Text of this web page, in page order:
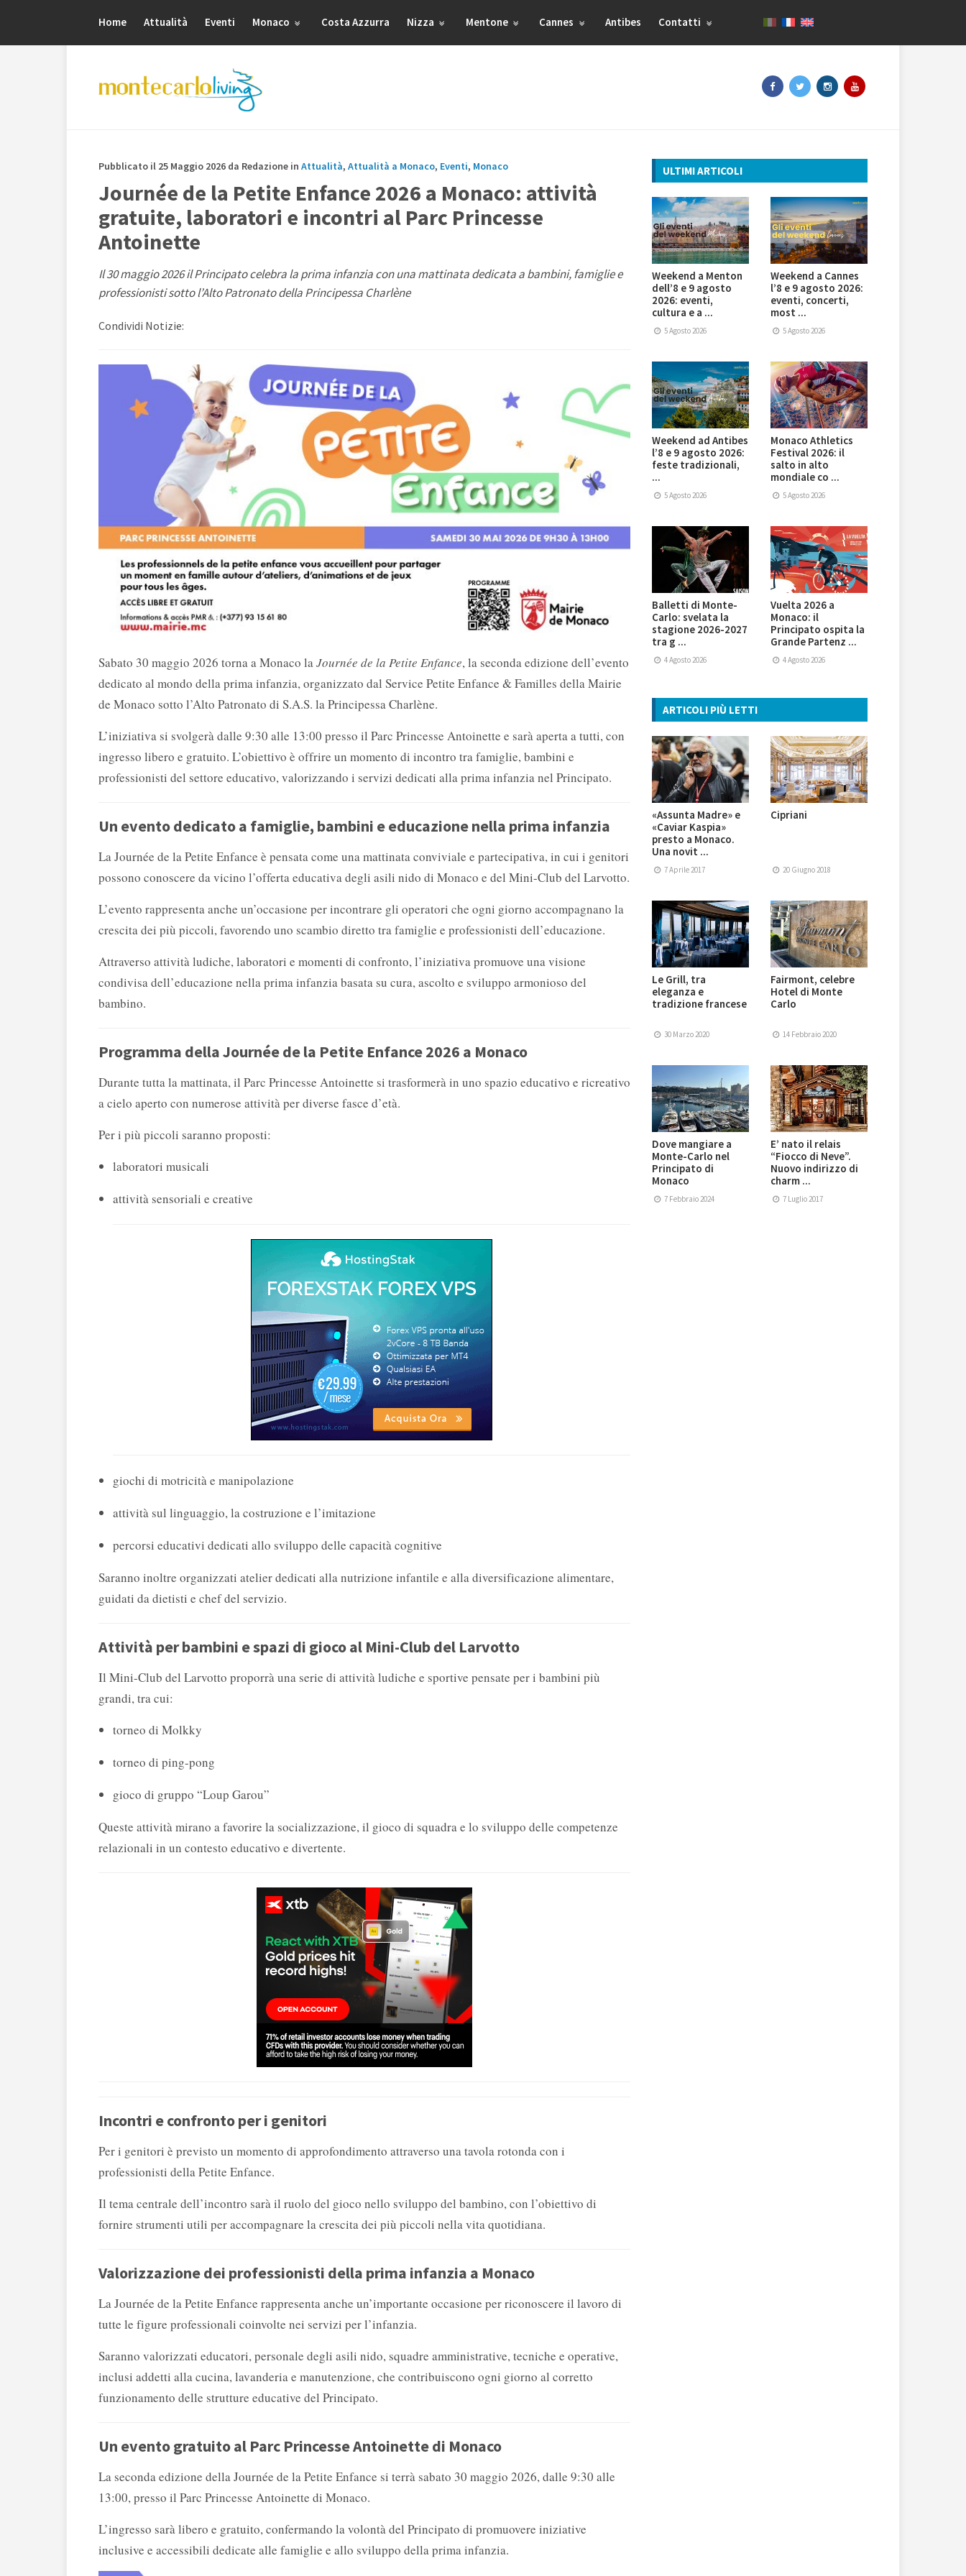
Home Attualità Eventi Monaco Costa Azzurra Nizza Mentone Cannes Antibes Contatti
Pubblicato il 25 Maggio 2026 da Redazione in Attualità, Attualità a Monaco, Eventi, Monaco
Journée de la Petite Enfance 2026 a Monaco: attività
gratuite, laboratori e incontri al Parc Princesse
Antoinette
Il 30 maggio 2026 il Principato celebra la prima infanzia con una mattinata dedicata a bambini, famiglie e
professionisti sotto l’Alto Patronato della Principessa Charlène
Condividi Notizie:
Sabato 30 maggio 2026 torna a Monaco laJournée de la Petite Enfance, la seconda edizione dell’evento
dedicato al mondo della prima infanzia, organizzato dal Service Petite Enfance & Familles della Mairie
de Monaco sotto l’Alto Patronato di S.A.S. la Principessa Charlène.
L’iniziativa si svolgerà dalle 9:30 alle 13:00 presso il Parc Princesse Antoinette e sarà aperta a tutti, con
ingresso libero e gratuito. L’obiettivo è offrire un momento di incontro tra famiglie, bambini e
professionisti del settore educativo, valorizzando i servizi dedicati alla prima infanzia nel Principato.
Un evento dedicato a famiglie, bambini e educazione nella prima infanzia
La Journée de la Petite Enfance è pensata come una mattinata conviviale e partecipativa, in cui i genitori
possono conoscere da vicino l’offerta educativa degli asili nido di Monaco e del Mini-Club del Larvotto.
L’evento rappresenta anche un’occasione per incontrare gli operatori che ogni giorno accompagnano la
crescita dei più piccoli, favorendo uno scambio diretto tra famiglie e professionisti dell’educazione.
Attraverso attività ludiche, laboratori e momenti di confronto, l’iniziativa promuove una visione
condivisa dell’educazione nella prima infanzia basata su cura, ascolto e sviluppo armonioso del
bambino.
Programma della Journée de la Petite Enfance 2026 a Monaco
Durante tutta la mattinata, il Parc Princesse Antoinette si trasformerà in uno spazio educativo e ricreativo
a cielo aperto con numerose attività per diverse fasce d’età.
Per i più piccoli saranno proposti:
laboratori musicali
attività sensoriali e creative
giochi di motricità e manipolazione
attività sul linguaggio, la costruzione e l’imitazione
percorsi educativi dedicati allo sviluppo delle capacità cognitive
Saranno inoltre organizzati atelier dedicati alla nutrizione infantile e alla diversificazione alimentare,
guidati da dietisti e chef del servizio.
Attività per bambini e spazi di gioco al Mini-Club del Larvotto
Il Mini-Club del Larvotto proporrà una serie di attività ludiche e sportive pensate per i bambini più
grandi, tra cui:
torneo di Molkky
torneo di ping-pong
gioco di gruppo “Loup Garou”
Queste attività mirano a favorire la socializzazione, il gioco di squadra e lo sviluppo delle competenze
relazionali in un contesto educativo e divertente.
Incontri e confronto per i genitori
Per i genitori è previsto un momento di approfondimento attraverso una tavola rotonda con i
professionisti della Petite Enfance.
Il tema centrale dell’incontro sarà il ruolo del gioco nello sviluppo del bambino, con l’obiettivo di
fornire strumenti utili per accompagnare la crescita dei più piccoli nella vita quotidiana.
Valorizzazione dei professionisti della prima infanzia a Monaco
La Journée de la Petite Enfance rappresenta anche un’importante occasione per riconoscere il lavoro di
tutte le figure professionali coinvolte nei servizi per l’infanzia.
Saranno valorizzati educatori, personale degli asili nido, squadre amministrative, tecniche e operative,
inclusi addetti alla cucina, lavanderia e manutenzione, che contribuiscono ogni giorno al corretto
funzionamento delle strutture educative del Principato.
Un evento gratuito al Parc Princesse Antoinette di Monaco
La seconda edizione della Journée de la Petite Enfance si terrà sabato 30 maggio 2026, dalle 9:30 alle
13:00, presso il Parc Princesse Antoinette di Monaco.
L’ingresso sarà libero e gratuito, confermando la volontà del Principato di promuovere iniziative
inclusive e accessibili dedicate alle famiglie e allo sviluppo della prima infanzia.
ULTIMI ARTICOLI
Weekend a Menton
dell’8 e 9 agosto
2026: eventi,
cultura e a ...
5 Agosto 2026
Weekend a Cannes
l’8 e 9 agosto 2026:
eventi, concerti,
most ...
5 Agosto 2026
Weekend ad Antibes
l’8 e 9 agosto 2026:
feste tradizionali,
...
5 Agosto 2026
Monaco Athletics
Festival 2026: il
salto in alto
mondiale co ...
5 Agosto 2026
Balletti di Monte-
Carlo: svelata la
stagione 2026-2027
tra g ...
4 Agosto 2026
Vuelta 2026 a
Monaco: il
Principato ospita la
Grande Partenz ...
4 Agosto 2026
ARTICOLI PIÙ LETTI
«Assunta Madre» e
«Caviar Kaspia»
presto a Monaco.
Una novit ...
7 Aprile 2017
Cipriani
20 Giugno 2018
Le Grill, tra
eleganza e
tradizione francese
30 Marzo 2020
Fairmont, celebre
Hotel di Monte
Carlo
14 Febbraio 2020
Dove mangiare a
Monte-Carlo nel
Principato di
Monaco
7 Febbraio 2024
E’ nato il relais
“Fiocco di Neve”.
Nuovo indirizzo di
charm ...
7 Luglio 2017